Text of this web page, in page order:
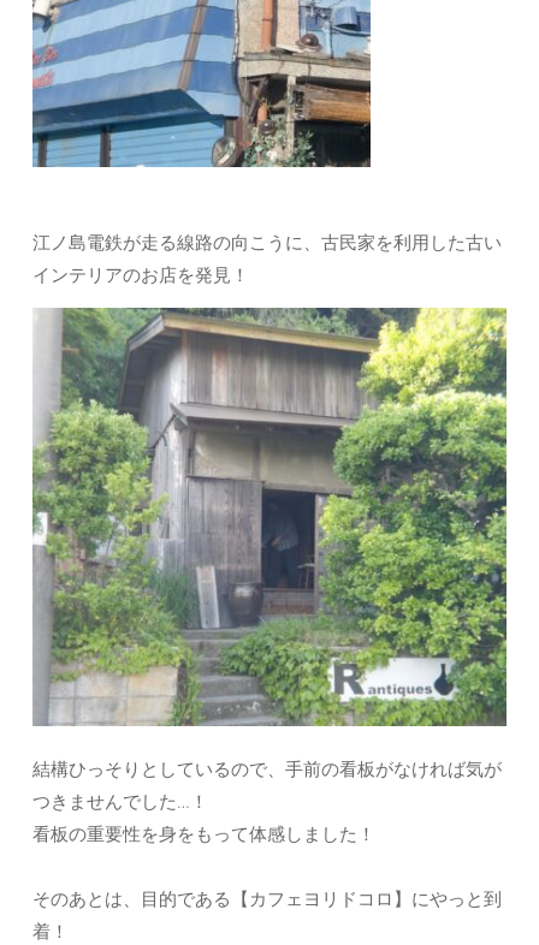
江ノ島電鉄が走る線路の向こうに、古民家を利用した古い
インテリアのお店を発見！
結構ひっそりとしているので、手前の看板がなければ気が
つきませんでした…！
看板の重要性を身をもって体感しました！
そのあとは、目的である【カフェヨリドコロ】にやっと到
着！